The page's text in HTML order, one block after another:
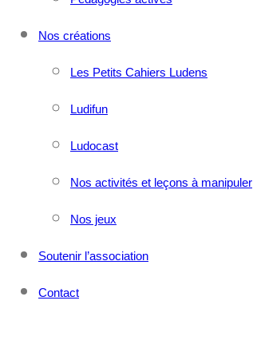
Nos créations
Les Petits Cahiers Ludens
Ludifun
Ludocast
Nos activités et leçons à manipuler
Nos jeux
Soutenir l’association
Contact